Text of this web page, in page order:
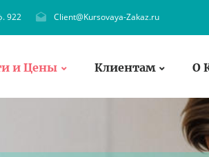
922 Client@Kursovaya-Zakaz.ru
и Цены Клиентам О